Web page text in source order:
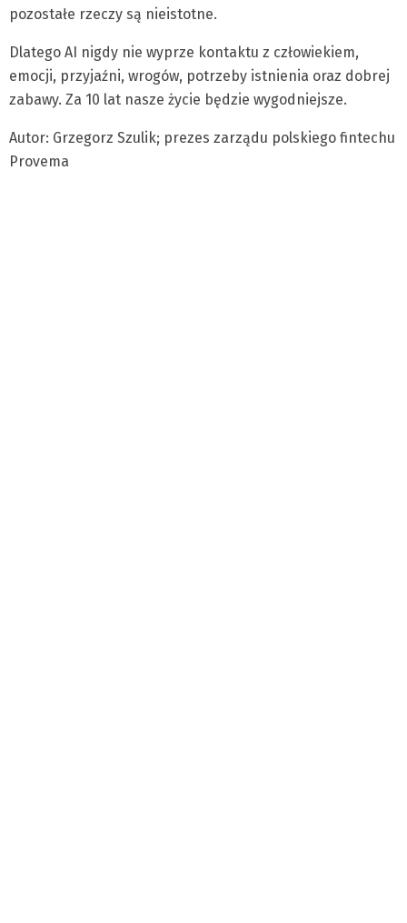
pozostałe rzeczy są nieistotne.
Dlatego AI nigdy nie wyprze kontaktu z człowiekiem,
emocji, przyjaźni, wrogów, potrzeby istnienia oraz dobrej
zabawy. Za 10 lat nasze życie będzie wygodniejsze.
Autor: Grzegorz Szulik; prezes zarządu polskiego fintechu
Provema